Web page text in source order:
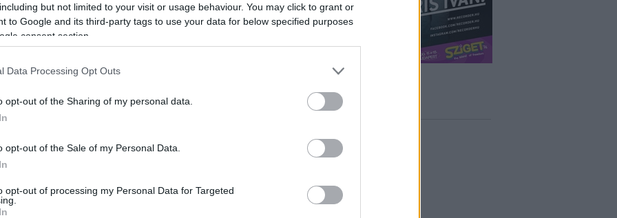
but not limited to your visit or usage behaviour. You may click to grant or
to Google and its third-party tags to use your data for below specified purposes
consent section.
Data Processing Opt Outs
opt-out of the Sharing of my personal data.
opt-out of the Sale of my Personal Data.
opt-out of processing my Personal Data for Targeted
kínál a nevező zenekaroknak: a fődíjas dal előadója 1.000.000
10 dal vagy 50 perc) felvételét az ikonikus SuperSize
videoklipet a PixelFilm rendezésében – csak a nyertes
nevezni, hiszen a fődíjas zenekaron kívül a 2. és 3.
egy 100.000 forint értékű vouchert vihet haza, amit a
válthatnak majd be.
és a szakmai zsűri véleménye egyaránt számít. 2017.
november 5-én 23:59-ig gyűjthetik a szavazatokat a
TOP30-as mezőnyből választja ki a Papp Szabi
Roni (BalconyTV) triójából álló szakmai zsűri a végső nyertes
szavazók újra voksolhatnak november 19. 23:59-ig, a verseny
választhatják meg. A Rebel Yell Zenei Tehetségkutatót
kampányt lezáró ünnepélyes eredményhirdetésen nemcsak
saját szerzeményeiket Budapest egyik
a Robotban.
BELÉPÉS